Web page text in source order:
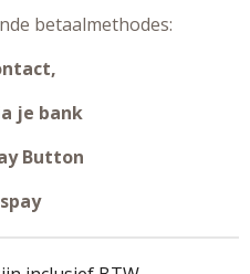
betaalmethodes:
je bank
Button